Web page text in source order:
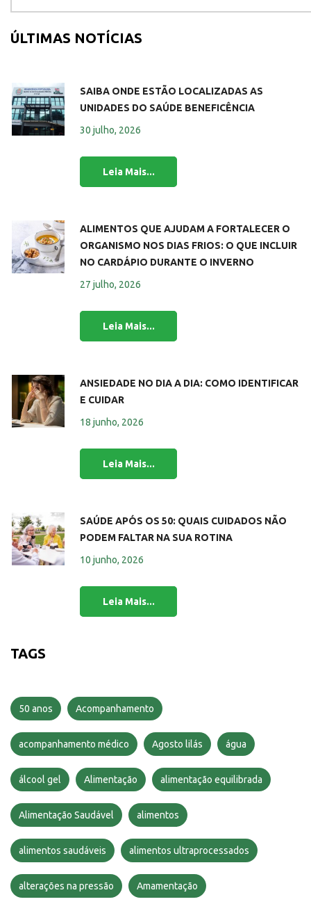
ÚLTIMAS NOTÍCIAS
SAIBA ONDE ESTÃO LOCALIZADAS AS
UNIDADES DO SAÚDE BENEFICÊNCIA
30 julho, 2026
ALIMENTOS QUE AJUDAM A FORTALECER O
ORGANISMO NOS DIAS FRIOS: O QUE INCLUIR
NO CARDÁPIO DURANTE O INVERNO
27 julho, 2026
ANSIEDADE NO DIA A DIA: COMO IDENTIFICAR
E CUIDAR
18 junho, 2026
SAÚDE APÓS OS 50: QUAIS CUIDADOS NÃO
PODEM FALTAR NA SUA ROTINA
10 junho, 2026
TAGS
50 anos Acompanhamento
acompanhamento médico Agosto lilás água
álcool gel Alimentação alimentação equilibrada
Alimentação Saudável alimentos
alimentos saudáveis alimentos ultraprocessados
alterações na pressão Amamentação